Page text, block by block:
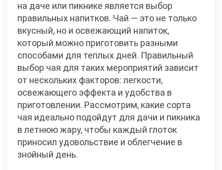
на даче или пикнике является выбор
правильных напитков. Чай — это не только
вкусный, но и освежающий напиток,
который можно приготовить разными
способами для теплых дней. Правильный
выбор чая для таких мероприятий зависит
от нескольких факторов: легкости,
освежающего эффекта и удобства в
приготовлении. Рассмотрим, какие сорта
чая идеально подойдут для дачи и пикника
в летнюю жару, чтобы каждый глоток
приносил удовольствие и облегчение в
знойный день.